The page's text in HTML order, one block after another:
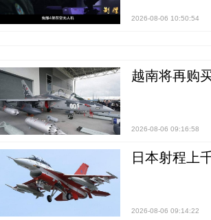
2026-08-06 10:50:54
越南将再购
2026-08-06 09:16:58
日本射程上
2026-08-06 09:14:22